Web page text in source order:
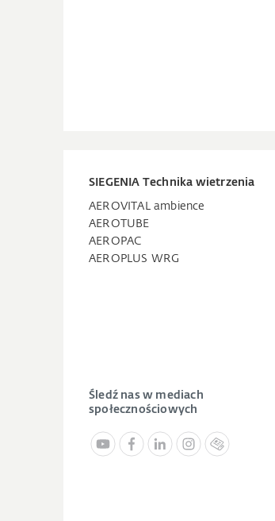
SIEGENIA Technika wietrzenia
AEROVITAL ambience
AEROTUBE
AEROPAC
AEROPLUS WRG
Śledź nas w mediach
społecznościowych